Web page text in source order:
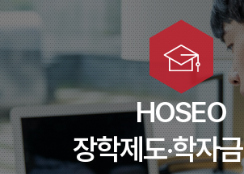
HOSEO
장학제도·학자
교내장학금
교외장학금
학자금대출